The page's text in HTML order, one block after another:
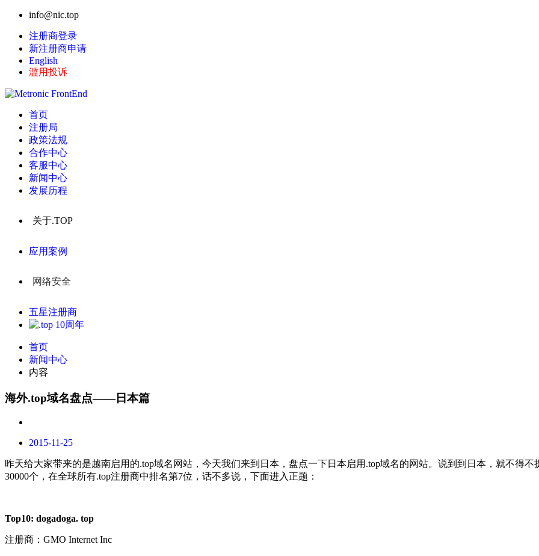
info@nic.top
注册商登录
新注册商申请
English
滥用投诉
首页
注册局
政策法规
合作中心
客服中心
新闻中心
发展历程
关于.TOP
应用案例
网络安全
五星注册商
首页
新闻中心
内容
海外.top域名盘点——日本篇
2015-11-25
昨天给大家带来的是越南启用的.top域名网站，今天我们来到日本，盘点一下日本启用.top域名的网站。说到到日本，就不得
30000个，在全球所有.top注册商中排名第7位，话不多说，下面进入正题：
Top10: dogadoga. top
注册商： GMO Internet Inc